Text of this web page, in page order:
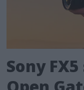
Sony